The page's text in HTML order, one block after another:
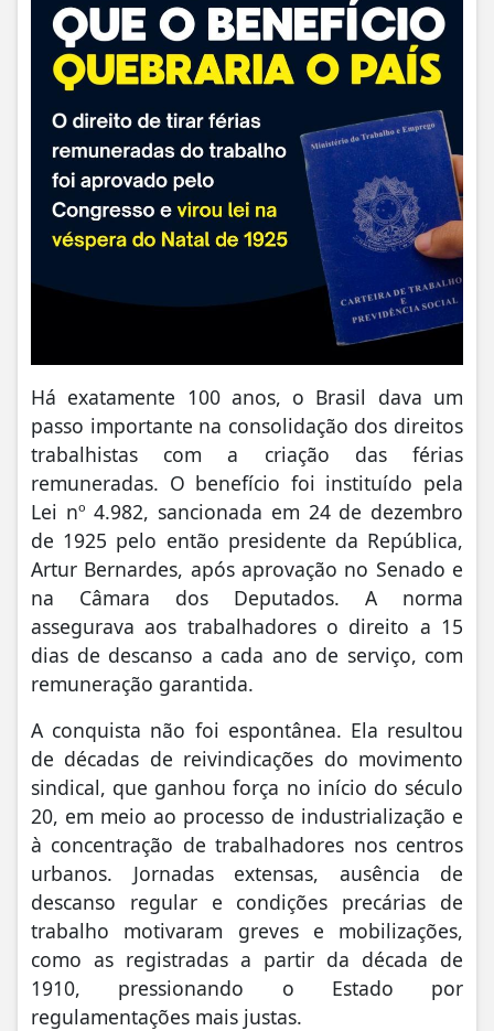
Há exatamente 100 anos, o Brasil dava um
passo importante na consolidação dos direitos
trabalhistas com a criação das férias
remuneradas. O benefício foi instituído pela
Lei nº 4.982, sancionada em 24 de dezembro
de 1925 pelo então presidente da República,
Artur Bernardes, após aprovação no Senado e
na Câmara dos Deputados. A norma
assegurava aos trabalhadores o direito a 15
dias de descanso a cada ano de serviço, com
remuneração garantida.
A conquista não foi espontânea. Ela resultou
de décadas de reivindicações do movimento
sindical, que ganhou força no início do século
20, em meio ao processo de industrialização e
à concentração de trabalhadores nos centros
urbanos. Jornadas extensas, ausência de
descanso regular e condições precárias de
trabalho motivaram greves e mobilizações,
como as registradas a partir da década de
1910, pressionando o Estado por
regulamentações mais justas.